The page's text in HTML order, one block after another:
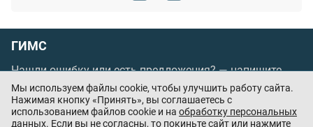
ГИМС
Нашли ошибку или есть предложения? —напишите
нам
Порядок проведения оплаты по банковским
картам/Цены/Оферта
Мы используем файлы cookie, чтобы улучшить работу сайта.
Нажимая кнопку «Принять», вы соглашаетесь с
использованием файлов cookie и на обработку персональных
данных. Если вы не согласны, то покиньте сайт или нажмите